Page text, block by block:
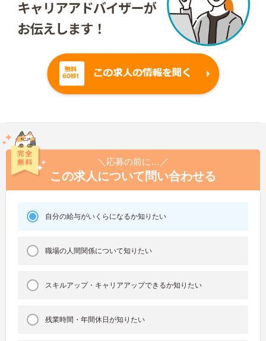
＼応募の前に…／
この求人について問い合わせる
自分の給与がいくらになるか知りたい
職場の人間関係について知りたい
スキルアップ・キャリアアップできるか知りたい
残業時間・年間休日が知りたい